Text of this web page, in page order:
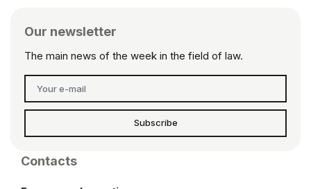
Our newsletter
The main news of the week in the field of law.
Subscribe
Contacts